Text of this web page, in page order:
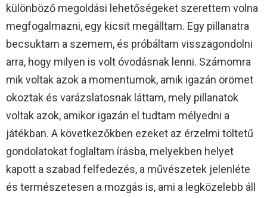
különböző megoldási lehetőségeket szerettem volna
megfogalmazni, egy kicsit megálltam. Egy pillanatra
becsuktam a szemem, és próbáltam visszagondolni
arra, hogy milyen is volt óvodásnak lenni. Számomra
mik voltak azok a momentumok, amik igazán örömet
okoztak és varázslatosnak láttam, mely pillanatok
voltak azok, amikor igazán el tudtam mélyedni a
játékban. A következőkben ezeket az érzelmi töltetű
gondolatokat foglaltam írásba, melyekben helyet
kapott a szabad felfedezés, a művészetek jelenléte
és természetesen a mozgás is, ami a legközelebb áll